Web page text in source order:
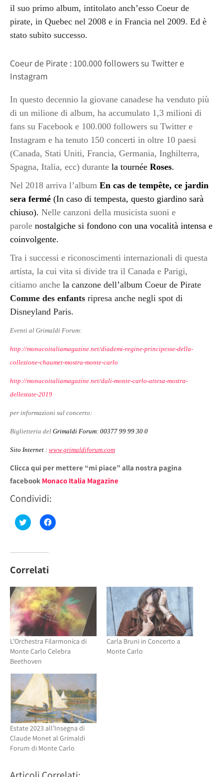
il suo primo album, intitolato anch’esso Coeur de
pirate, in Quebec nel 2008 e in Francia nel 2009. Ed è
stato subito successo.
Coeur de Pirate : 100.000 followers su Twitter e
Instagram
In questo decennio la giovane canadese ha venduto più
di un milione di album, ha accumulato 1,3 milioni di
fans su Facebook e 100.000 followers su Twitter e
Instagram e ha tenuto 150 concerti in oltre 10 paesi
(Canada, Stati Uniti, Francia, Germania, Inghilterra,
Spagna, Italia, ecc) durante la tournée Roses.
Nel 2018 arriva l’album En cas de tempête, ce jardin
sera fermé (In caso di tempesta, questo giardino sarà
chiuso). Nelle canzoni della musicista suoni e
parole nostalgiche si fondono con una vocalità intensa e
coinvolgente.
Tra i successi e riconoscimenti internazionali di questa
artista, la cui vita si divide tra il Canada e Parigi,
citiamo anche la canzone dell’album Coeur de Pirate
Comme des enfants ripresa anche negli spot di
Disneyland Paris.
Eventi al Grimaldi Forum:
http://monacoitaliamagazine.net/diademi-regine-principesse-della-
collezione-chaumet-mostra-monte-carlo
http://monacoitaliamagazine.net/dali-monte-carlo-attesa-mostra-
dellestate-2019
per informazioni sul concerto:
Biglietteria del Grimaldi Forum: 00377 99 99 30 0
Sito Internet : www.grimaldiforum.com
Clicca qui per mettere “mi piace” alla nostra pagina
facebook Monaco Italia Magazine
Condividi:
Fai
clic
su
apre
una
nuova
finestra)
Fai
clic
nuova
finestra)
Correlati
L’Orchestra Filarmonica di
Monte Carlo Celebra
Beethoven
Carla Bruni in Concerto a
Monte Carlo
Estate 2023 all’Insegna di
Claude Monet al Grimaldi
Forum di Monte Carlo